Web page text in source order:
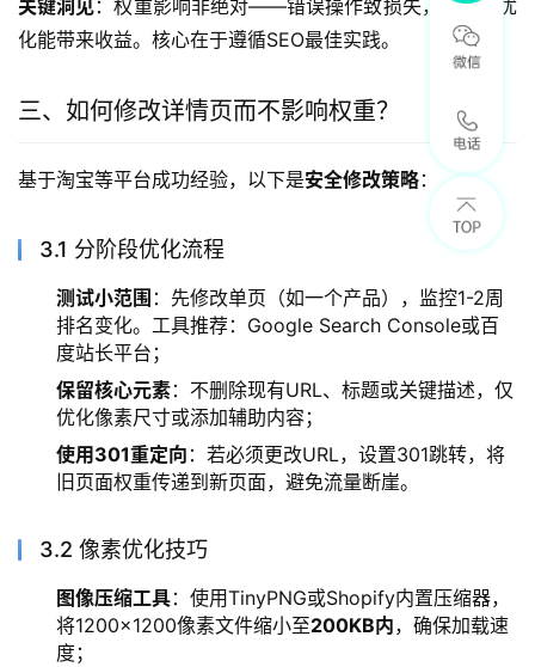
关键洞见：权重影响非绝对——错误操作致损失，但智能优
化能带来收益。核心在于遵循SEO最佳实践。
三、如何修改详情页而不影响权重？
基于淘宝等平台成功经验，以下是安全修改策略：
3.1 分阶段优化流程
测试小范围 ：先修改单页（如一个产品），监控1-2周
排名变化。工具推荐：Google Search Console或百
度站长平台；
保留核心元素：不删除现有URL、标题或关键描述，仅
优化像素尺寸或添加辅助内容；
使用301重定向 ：若必须更改URL，设置301跳转，将
旧页面权重传递到新页面，避免流量断崖。
3.2 像素优化技巧
图像压缩工具：使用TinyPNG或Shopify内置压缩器，
将1200×1200像素文件缩小至200KB内，确保加载速
度；